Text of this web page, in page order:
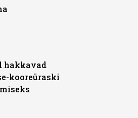
hakkavad
kooreüraski